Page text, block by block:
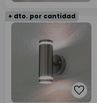
+ dto. por cantidad